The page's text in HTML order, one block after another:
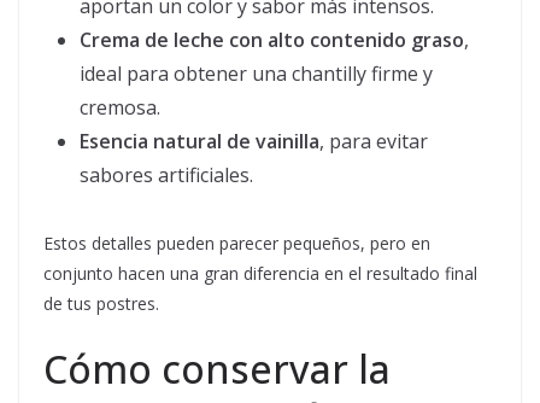
aportan un color y sabor más intensos.
Crema de leche con alto contenido graso,
ideal para obtener una chantilly firme y
cremosa.
Esencia natural de vainilla, para evitar
sabores artificiales.
Estos detalles pueden parecer pequeños, pero en
conjunto hacen una gran diferencia en el resultado final
de tus postres.
Cómo conservar la